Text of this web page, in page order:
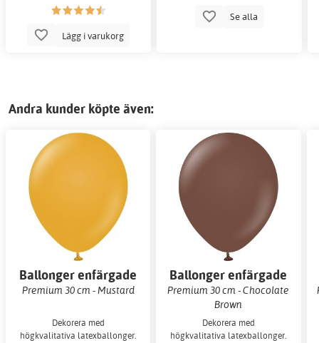
Lägg i varukorg
Se alla
Andra kunder köpte även:
Ballonger enfärgade
Premium 30 cm - Mustard
Dekorera med
högkvalitativa latexballonger.
Ballonger enfärgade
Premium 30 cm - Chocolate
Brown
Dekorera med
högkvalitativa latexballonger.